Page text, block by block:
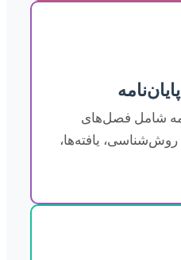
شامل فصل‌های
یافته‌ها،